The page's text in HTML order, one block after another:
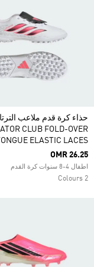
حذاء كرة قدم ملاعب
CLUB FOLD-OVER
TONGUE ELASTIC LACES
OMR 26.25
اطفال 4-8 سنوات كرة القدم
2 Colours